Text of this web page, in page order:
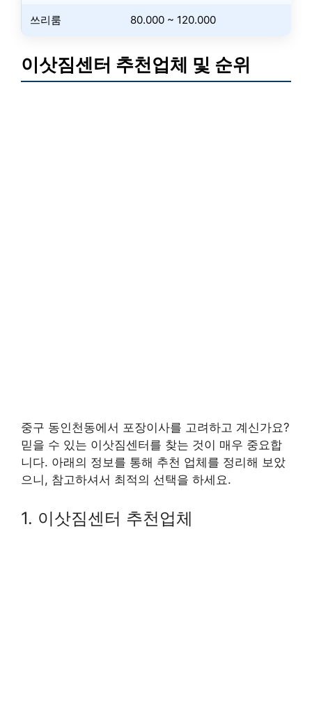
쓰리룸 80.000 ~ 120.000
이삿짐센터 추천업체 및 순위
중구 동인천동에서 포장이사를 고려하고 계신가요?
믿을 수 있는 이삿짐센터를 찾는 것이 매우 중요합
니다. 아래의 정보를 통해 추천 업체를 정리해 보았
으니, 참고하셔서 최적의 선택을 하세요.
1. 이삿짐센터 추천업체